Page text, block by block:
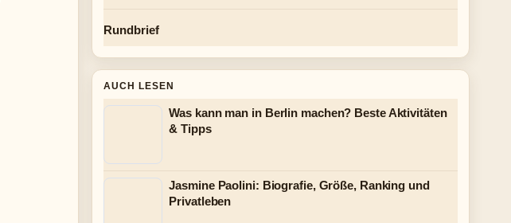
Rundbrief
AUCH LESEN
Was kann man in Berlin machen? Beste Aktivitäten
& Tipps
Jasmine Paolini: Biografie, Größe, Ranking und
Privatleben